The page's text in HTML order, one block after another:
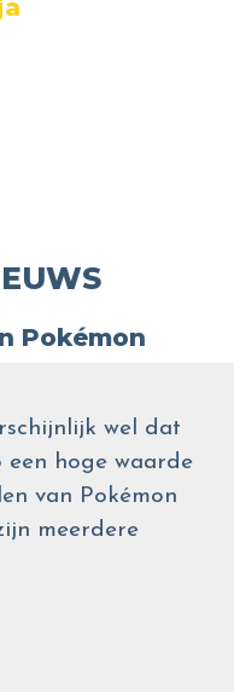
Pokémon
wel dat
een hoge waarde
van Pokémon
meerdere